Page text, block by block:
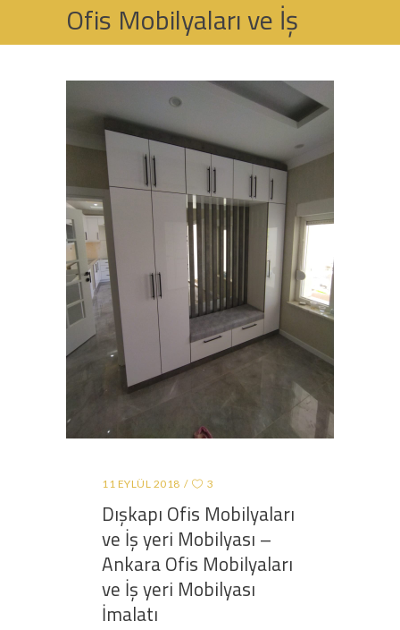
Ofis Mobilyaları ve İş
OFIS MOBILYALARI VE İŞ YERI MOBILYASI
11 EYLÜL 2018 3
Dışkapı Ofis Mobilyaları
ve İş yeri Mobilyası –
Ankara Ofis Mobilyaları
ve İş yeri Mobilyası
İmalatı